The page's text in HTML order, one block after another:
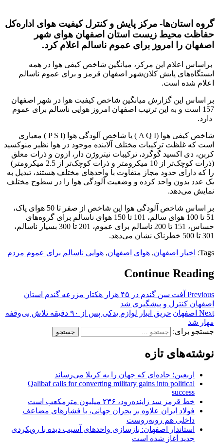
گروه استان‌ها- مرکز پایش و کنترل کیفیت هوای اداره‌کل
حفاظت محیط زیست استان اصفهان هوای شهر
اصفهان را امروز برای عموم ناسالم اعلام کرد.
براساس اعلام این مرکز، میانگین شاخص کیفی هوا در همه
ایستگاه‌های پایش کلان‌شهر اصفهان قرمز و برای عموم ناسالم
اعلام شده است.
بر اساس این گزارش میانگین شاخص کیفیت هوا در شهر اصفهان
157 است و به این ترتیب اصفهان امروز هوایی ناسالم برای عموم
دارد.
شاخص کیفی هوا (A Q I ) یا شاخص آلودگی هوا (P S I ) معیاری
است که غلظت ترکیبات مختلف آلاینده موجود در هوا نظیر منوکسید
کربن، دی اکسید گوگرد، ترکیبات نیتروژن دار، ازون و ذرات معلق
(ذرات کوچک‌تر از 10 میکرومتر و ذرات کوچک‌تر از 2.5 میکرومتر)
را که دارای حدود مجاز متفاوت با واحد‌‌های مختلف هستند، تبدیل به
یک عدد بدون واحد کرده و وضعیت آلودگی هوا را در سطوح مختلف
نمایش می‌دهد.
بر اساس شاخص آلودگی هوا این شاخص از صفر تا 50 هوای پاک،
51 تا 100 هوای سالم، 101 تا 150 هوای ناسالم برای گروه‌های
حساس، 151 تا 200 ناسالم برای عموم، 201 تا 300 بسیار ناسالم،
301 تا 500 خطرناک نشان می‌دهد.
Tags: اخبار اصفهان, هوای اصفهان, هوایی ناسالم برای عموم مردم
Continue Reading
Previous
آفت سن گندم در ۴۵ هزار هکتار مزرعه گندم استان
اصفهان کنترل و پیشگیری شد
Next
اصفهان|حریق انبار لوازم یدکی پس از ۹۰ دقیقه تلاش بی‌وقفه
مهار شد
جستجو برای:
نوشته‌های تازه
اربعین؛ جاده‌ای که جهان را به کربلا می‌رساند
Qalibaf calls for converting military gains into political
success
خط قرمز سد زاینده‌رود، ۲۳۶ میلیون مترمکعب است
فولاد ایران علاوه بر بحران جهانی، با فشارهای مضاعف
داخلی هم روبه‌روست
استاندار اصفهان: بازسازی واحدهای آسیب دیده با رویکردی
جدید آغاز شده است